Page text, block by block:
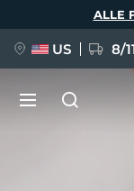
ALLE
US 8/